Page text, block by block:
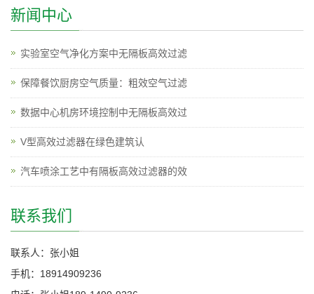
新闻中心
实验室空气净化方案中无隔板高效过滤
保障餐饮厨房空气质量：粗效空气过滤
数据中心机房环境控制中无隔板高效过
V型高效过滤器在绿色建筑认
汽车喷涂工艺中有隔板高效过滤器的效
联系我们
联系人：张小姐
手机：18914909236